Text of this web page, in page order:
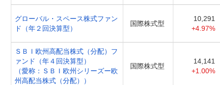
グローバル・スペース株式ファン
ド（年２回決算型）
国際株式型
10,291
+4.97%
ＳＢＩ欧州高配当株式（分配）フ
ァンド（年４回決算型）
（愛称：ＳＢＩ欧州シリーズー欧
州高配当株式（分配））
国際株式型
14,141
+1.00%